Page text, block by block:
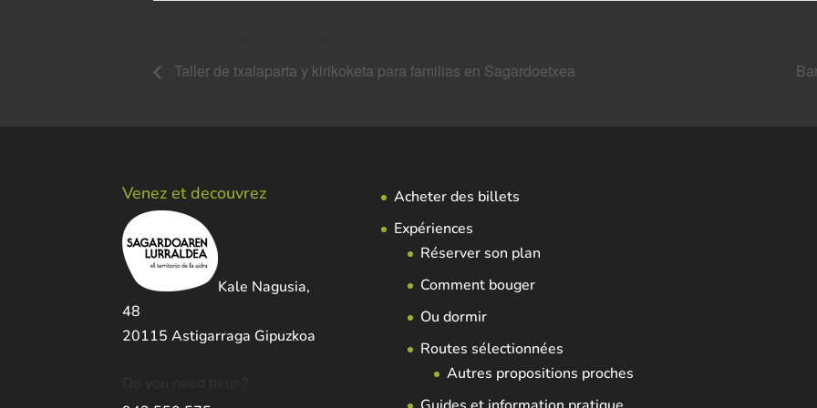
Taller de txalaparta y kirikoketa para familias en Sagardoetxea
Venez et decouvrez
Kale Nagusia,
48
20115 Astigarraga Gipuzkoa
Acheter des billets
Expériences
Réserver son plan
Comment bouger
Ou dormir
Routes sélectionnées
Autres propositions proches